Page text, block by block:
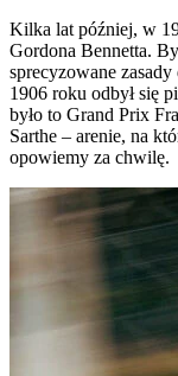
Kilka lat później, w
Gordona Bennetta.
sprecyzowane
1906 roku odbył się
było to Grand Prix
Sarthe – arenie, na
opowiemy za chwilę.